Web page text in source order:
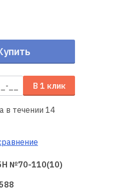
В 1 клик
в течении 14
№70-110(10)